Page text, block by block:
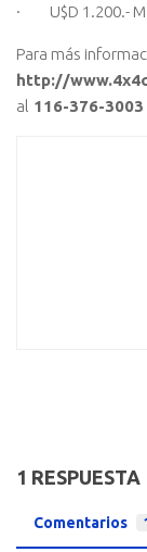
· U$D 1.200.-
Para más
http://
al 116-376-3003
1 RESPUESTA
Comentarios